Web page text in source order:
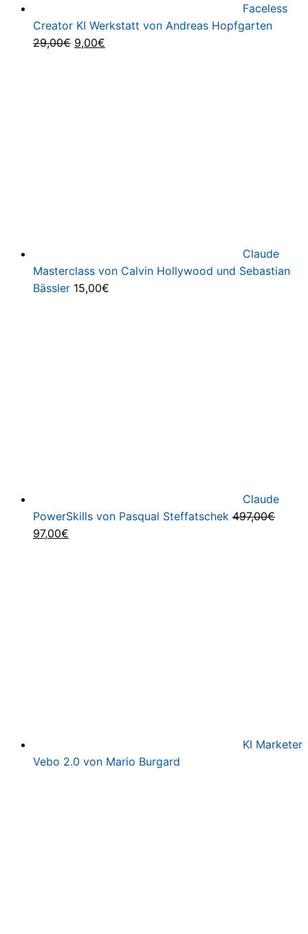
Faceless
Creator KI Werkstatt von Andreas Hopfgarten
29,00€ Ursprünglicher
9,00€
Claude
Masterclass von Calvin Hollywood und Sebastian
Bässler 15,00€
Claude
PowerSkills von Pasqual Steffatschek 497,00€
Ursprünglicher
97,00€
KI Marketer
Vebo 2.0 von Mario Burgard